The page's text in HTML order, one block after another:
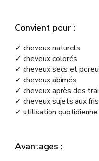
Convient pour :
✓ cheveux naturels
✓ cheveux colorés
✓ cheveux secs et
✓ cheveux abîmés
✓ cheveux après des
✓ cheveux sujets aux
✓ utilisation quotidienne
Avantages :